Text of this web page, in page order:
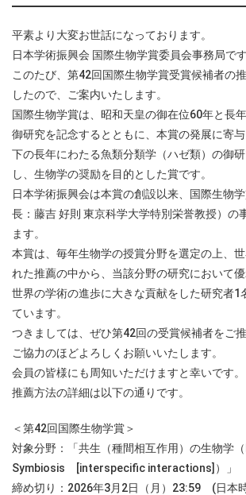
平素より大変お世話になっております。
日本学術振興会 国際生物学賞委員会事務局です
このたび、第42回国際生物学賞受賞候補者の
したので、ご案内いたします。
国際生物学賞は、昭和天皇の御在位60年と長
御研究を記念するとともに、本賞の発展に寄
下の長年にわたる魚類分類学（ハゼ類）の御
し、生物学の奨励を目的とした賞です。
日本学術振興会は本賞の創設以来、国際生物
長：藤吉 好則 東京科学大学特別栄誉教授）の
ます。
本賞は、毎年生物学の授賞分野を選定の上、
れた推薦の中から、当該分野の研究において優
世界の学術の進歩に大きな貢献をした研究者1
ています。
つきましては、ぜひ第42回の受賞候補者をご
ご協力のほどよろしくお願いいたします。
会員の皆様にも周知いただけますと幸いです。
推薦方法の詳細は以下の通りです。
＜第42回国際生物学賞＞
対象分野：「共生（種間相互作用）の生物学
Symbiosis [interspecific interactions]）」
締め切り：2026年3月2日（月）23:59 (日本時